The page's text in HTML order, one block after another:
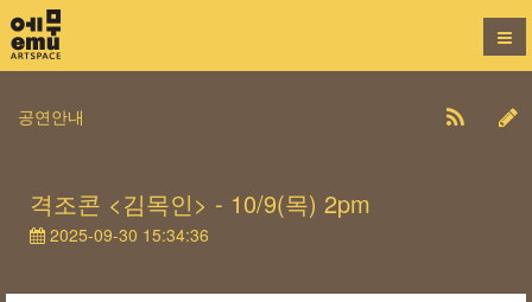
공연안내
격조콘 <김목인> - 10/9(목) 2pm
2025-09-30 15:34:36